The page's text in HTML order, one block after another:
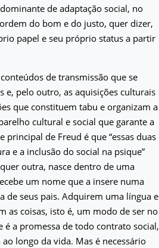
de adaptação social, no
do bom e do justo, quer dizer,
papel e seu próprio status a partir
de transmissão que se
pelo outro, as aquisições culturais
que constituem tabu e organizam a
cultural e social que garante a
de Freud é que “essas duas
e a inclusão do social na psique”
outra, nasce dentro de uma
um nome que a insere numa
de seus pais. Adquirem uma língua e
as coisas, isto é, um modo de ser no
é a promessa de todo contrato social,
longo da vida. Mas é necessário